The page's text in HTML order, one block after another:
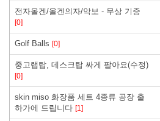
전자올겐/올겐의자/악보 - 무상 기증
[0]
Golf Balls [0]
중고랩탑, 데스크탑 싸게 팔아요(수정)
[0]
skin miso 화장품 세트 4종류 공장 출
하가에 드립니다 [1]